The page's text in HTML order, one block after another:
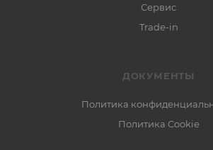
Сервис
Trade-in
ДОКУМЕНТЫ
Политика
Политика Cookie